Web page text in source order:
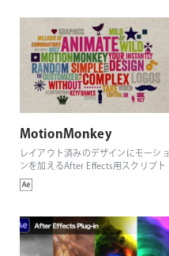
MotionMonkey
レイアウト済みのデザインにモーショ
ンを加えるAfter Effects用スクリプト